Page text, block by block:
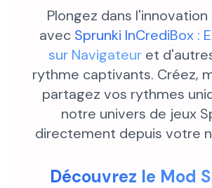
Plongez dans
avec Sprunki InCrediBox :
sur Navigateur et
rythme captivants. Créez,
partagez vos rythmes
notre univers de jeux
directement depuis votre
Découvrez le Mod